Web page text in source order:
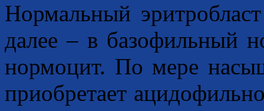
Нормальный
далее – в базофильный
нормоцит. По мере
приобретает